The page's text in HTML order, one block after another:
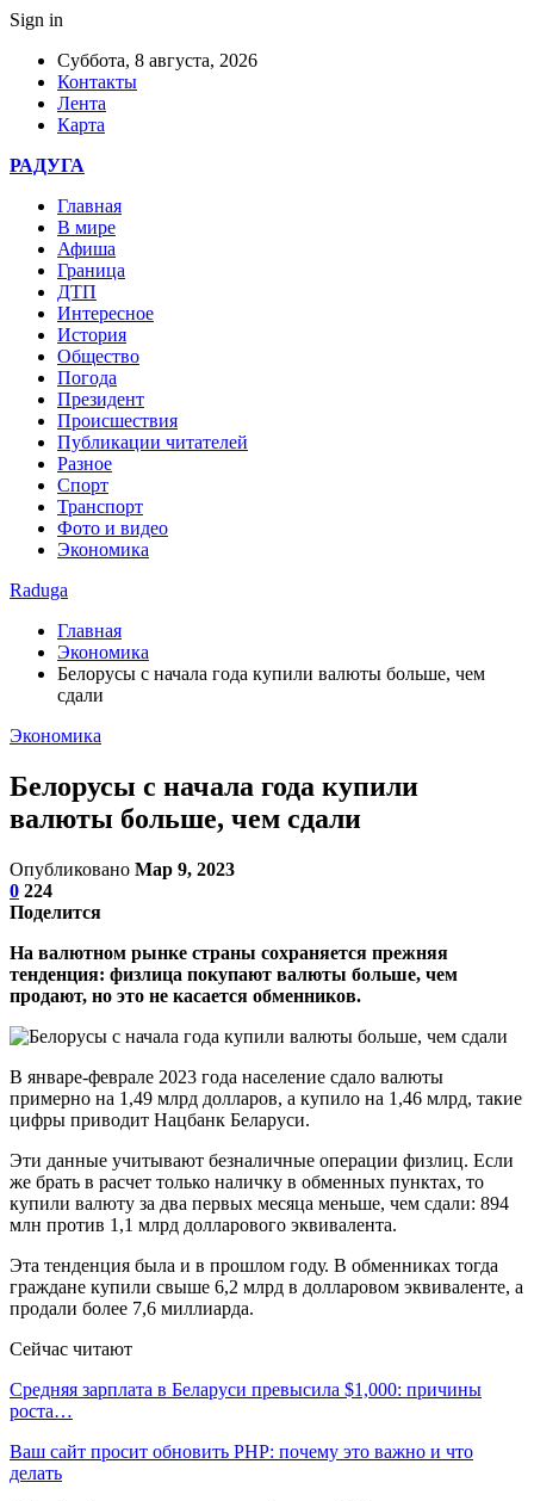
Sign in
Суббота, 8 августа, 2026
Контакты
Лента
Карта
РАДУГА
Главная
В мире
Афиша
Граница
ДТП
Интересное
История
Общество
Погода
Президент
Происшествия
Публикации читателей
Разное
Спорт
Транспорт
Фото и видео
Экономика
Raduga
Главная
Экономика
Белорусы с начала года купили валюты больше, чем
сдали
Экономика
Белорусы с начала года купили
валюты больше, чем сдали
Опубликовано Мар 9, 2023
0 224
Поделится
На валютном рынке страны сохраняется прежняя
тенденция: физлица покупают валюты больше, чем
продают, но это не касается обменников.
В январе-феврале 2023 года население сдало валюты
примерно на 1,49 млрд долларов, а купило на 1,46 млрд, такие
цифры приводит Нацбанк Беларуси.
Эти данные учитывают безналичные операции физлиц. Если
же брать в расчет только наличку в обменных пунктах, то
купили валюту за два первых месяца меньше, чем сдали: 894
млн против 1,1 млрд долларового эквивалента.
Эта тенденция была и в прошлом году. В обменниках тогда
граждане купили свыше 6,2 млрд в долларовом эквиваленте, а
продали более 7,6 миллиарда.
Сейчас читают
Средняя зарплата в Беларуси превысила $1,000: причины
роста…
Ваш сайт просит обновить PHP: почему это важно и что
делать